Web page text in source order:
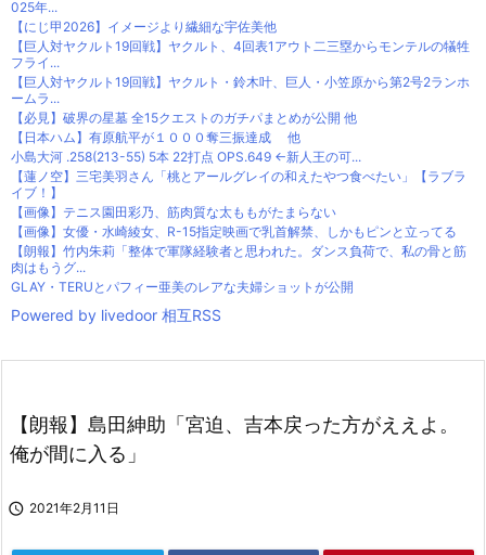
025年...
【にじ甲2026】イメージより繊細な宇佐美他
【巨人対ヤクルト19回戦】ヤクルト、4回表1アウト二三塁からモンテルの犠牲
フライ...
【巨人対ヤクルト19回戦】ヤクルト・鈴木叶、巨人・小笠原から第2号2ランホ
ームラ...
【必見】破界の星墓 全15クエストのガチパまとめが公開 他
【日本ハム】有原航平が１０００奪三振達成 他
小島大河 .258(213-55) 5本 22打点 OPS.649 ←新人王の可...
【蓮ノ空】三宅美羽さん「桃とアールグレイの和えたやつ食べたい」【ラブラ
イブ！】
【画像】テニス園田彩乃、筋肉質な太ももがたまらない
【画像】女優・水崎綾女、R-15指定映画で乳首解禁、しかもピンと立ってる
【朗報】竹内朱莉「整体で軍隊経験者と思われた。ダンス負荷で、私の骨と筋
肉はもうグ...
GLAY・TERUとパフィー亜美のレアな夫婦ショットが公開
Powered by livedoor 相互RSS
【朗報】島田紳助「宮迫、吉本戻った方がええよ。
俺が間に入る」
 2021年2月11日